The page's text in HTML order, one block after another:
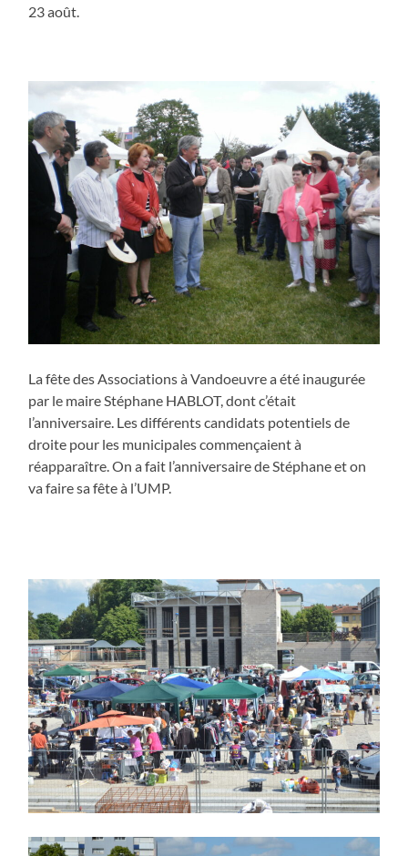
23 août.
La fête des Associations à Vandoeuvre a été inaugurée
par le maire Stéphane HABLOT, dont c’était
l’anniversaire. Les différents candidats potentiels de
droite pour les municipales commençaient à
réapparaître. On a fait l’anniversaire de Stéphane et on
va faire sa fête à l’UMP.